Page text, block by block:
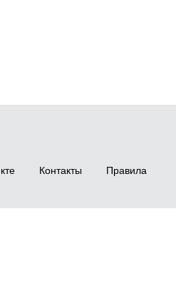
Контакты Правила
ответ